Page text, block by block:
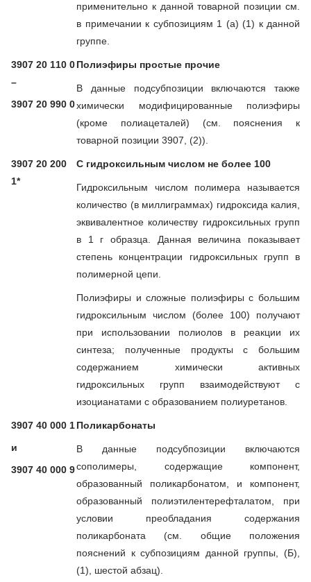
применительно к данной товарной позиции см.
в примечании к субпозициям 1 (а) (1) к данной
группе.
3907 20 110 0
–
3907 20 990 0
Полиэфиры простые прочие
В данные подсубпозиции включаются также
химически модифицированные полиэфиры
(кроме полиацеталей) (см. пояснения к
товарной позиции 3907, (2)).
3907 20 200
1*
С гидроксильным числом не более 100
Гидроксильным числом полимера называется
количество (в миллиграммах) гидроксида калия,
эквивалентное количеству гидроксильных групп
в 1 г образца. Данная величина показывает
степень концентрации гидроксильных групп в
полимерной цепи.
Полиэфиры и сложные полиэфиры с большим
гидроксильным числом (более 100) получают
при использовании полиолов в реакции их
синтеза; полученные продукты с большим
содержанием химически активных
гидроксильных групп взаимодействуют с
изоцианатами с образованием полиуретанов.
3907 40 000 1
и
3907 40 000 9
Поликарбонаты
В данные подсубпозиции включаются
сополимеры, содержащие компонент,
образованный поликарбонатом, и компонент,
образованный полиэтилентерефталатом, при
условии преобладания содержания
поликарбоната (см. общие положения
пояснений к субпозициям данной группы, (Б),
(1), шестой абзац).